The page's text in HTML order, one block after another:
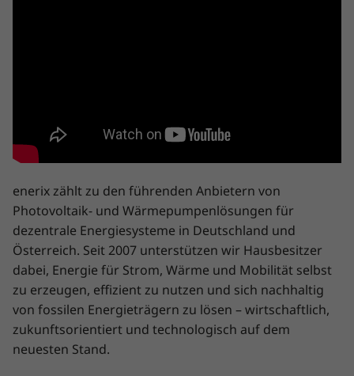
enerix zählt zu den führenden Anbietern von
Photovoltaik- und Wärmepumpenlösungen für
dezentrale Energiesysteme in Deutschland und
Österreich. Seit 2007 unterstützen wir Hausbesitzer
dabei, Energie für Strom, Wärme und Mobilität selbst
zu erzeugen, effizient zu nutzen und sich nachhaltig
von fossilen Energieträgern zu lösen – wirtschaftlich,
zukunftsorientiert und technologisch auf dem
neuesten Stand.